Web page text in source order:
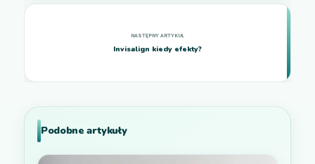
Invisalign kiedy efekty?
Podobne artykuły